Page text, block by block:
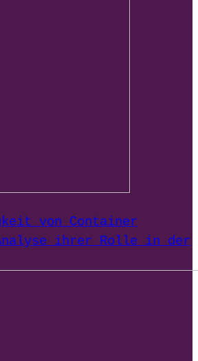
von Container
ihrer Rolle in der